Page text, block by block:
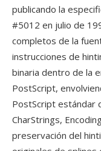
publicando la
#5012 en julio de
completos de la
instrucciones de
binaria dentro de la
PostScript,
PostScript estándar
CharStrings,
preservación del